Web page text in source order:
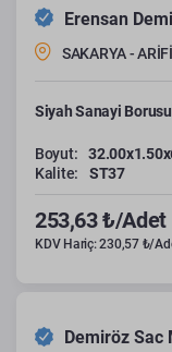
Erensan
SAKARYA -
Siyah Sanayi
Boyut:
Kalite:
ST37
253,63 ₺/Adet
KDV Hariç: 230,57 ₺/
Demiröz Sac